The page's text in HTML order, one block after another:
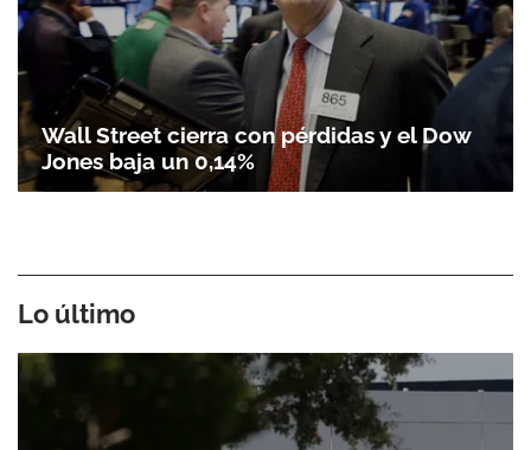
Wall Street cierra con pérdidas y el Dow
Jones baja un 0,14%
Lo último